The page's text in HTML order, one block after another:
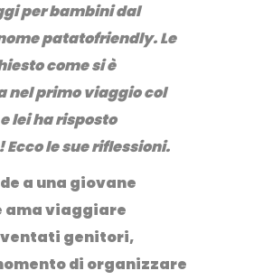
per bambini dal
patatofriendly. Le
come si è
nel primo viaggio col
lei ha risposto
le sue riflessioni.
a una giovane
ama viaggiare
genitori,
di organizzare